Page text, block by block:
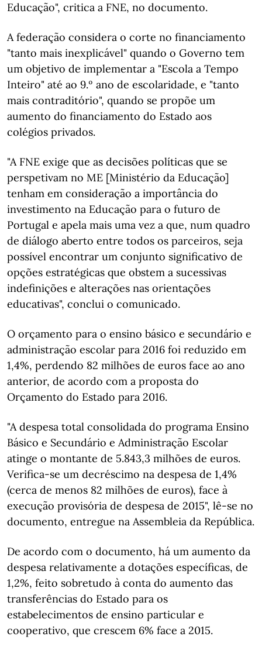
Educação", critica a FNE, no documento.
A federação considera o corte no financiamento
"tanto mais inexplicável" quando o Governo tem
um objetivo de implementar a "Escola a Tempo
Inteiro" até ao 9.º ano de escolaridade, e "tanto
mais contraditório", quando se propõe um
aumento do financiamento do Estado aos
colégios privados.
"A FNE exige que as decisões políticas que se
perspetivam no ME [Ministério da Educação]
tenham em consideração a importância do
investimento na Educação para o futuro de
Portugal e apela mais uma vez a que, num quadro
de diálogo aberto entre todos os parceiros, seja
possível encontrar um conjunto significativo de
opções estratégicas que obstem a sucessivas
indefinições e alterações nas orientações
educativas", conclui o comunicado.
O orçamento para o ensino básico e secundário e
administração escolar para 2016 foi reduzido em
1,4%, perdendo 82 milhões de euros face ao ano
anterior, de acordo com a proposta do
Orçamento do Estado para 2016.
"A despesa total consolidada do programa Ensino
Básico e Secundário e Administração Escolar
atinge o montante de 5.843,3 milhões de euros.
Verifica-se um decréscimo na despesa de 1,4%
(cerca de menos 82 milhões de euros), face à
execução provisória de despesa de 2015", lê-se no
documento, entregue na Assembleia da República.
De acordo com o documento, há um aumento da
despesa relativamente a dotações específicas, de
1,2%, feito sobretudo à conta do aumento das
transferências do Estado para os
estabelecimentos de ensino particular e
cooperativo, que crescem 6% face a 2015.